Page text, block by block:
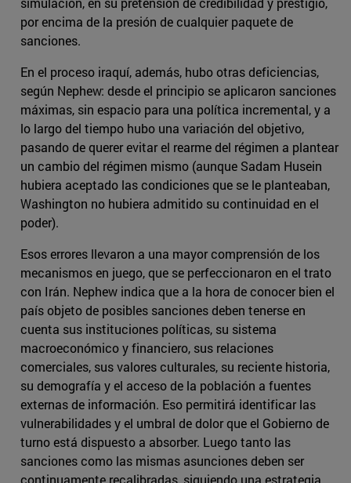
por encima de la presión de cualquier paquete de
sanciones.
En el proceso iraquí, además, hubo otras deficiencias,
según Nephew: desde el principio se aplicaron sanciones
máximas, sin espacio para una política incremental, y a
lo largo del tiempo hubo una variación del objetivo,
pasando de querer evitar el rearme del régimen a plantear
un cambio del régimen mismo (aunque Sadam Husein
hubiera aceptado las condiciones que se le planteaban,
Washington no hubiera admitido su continuidad en el
poder).
Esos errores llevaron a una mayor comprensión de los
mecanismos en juego, que se perfeccionaron en el trato
con Irán. Nephew indica que a la hora de conocer bien el
país objeto de posibles sanciones deben tenerse en
cuenta sus instituciones políticas, su sistema
macroeconómico y financiero, sus relaciones
comerciales, sus valores culturales, su reciente historia,
su demografía y el acceso de la población a fuentes
externas de información. Eso permitirá identificar las
vulnerabilidades y el umbral de dolor que el Gobierno de
turno está dispuesto a absorber. Luego tanto las
sanciones como las mismas asunciones deben ser